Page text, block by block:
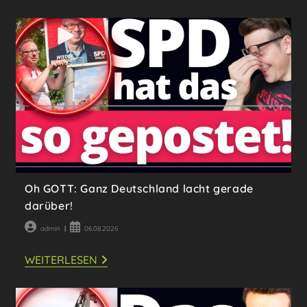
Oh GOTT: Ganz Deutschland lacht gerade
darüber!
Beitrags-
admin
Beitrag06.08.2026
WEITERLESENOH
GOTT:
DEUTSCHLAND
LACHT